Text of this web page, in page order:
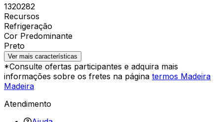
1320282
Recursos
Refrigeração
Cor Predominante
Preto
Ver mais características
*Consulte ofertas participantes e adquira mais
informações sobre os fretes na página termos Madeira
Madeira
Atendimento